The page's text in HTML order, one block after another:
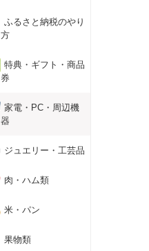
ふるさと納税のやり
方
特典・ギフト・商品
券
家電・PC・周辺機
器
ジュエリー・工芸品
肉・ハム類
米・パン
果物類